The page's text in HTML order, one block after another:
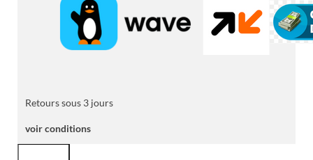
Retours sous 3 jours
voir conditions